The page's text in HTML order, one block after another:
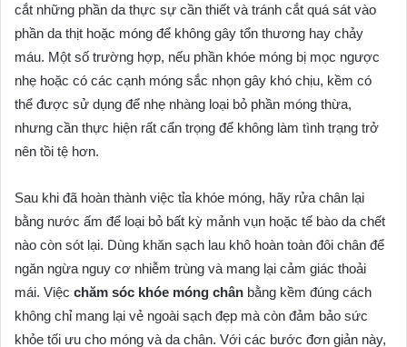
cắt những phần da thực sự cần thiết và tránh cắt quá sát vào
phần da thịt hoặc móng để không gây tổn thương hay chảy
máu. Một số trường hợp, nếu phần khóe móng bị mọc ngược
nhẹ hoặc có các cạnh móng sắc nhọn gây khó chịu, kềm có
thể được sử dụng để nhẹ nhàng loại bỏ phần móng thừa,
nhưng cần thực hiện rất cẩn trọng để không làm tình trạng trở
nên tồi tệ hơn.
Sau khi đã hoàn thành việc tỉa khóe móng, hãy rửa chân lại
bằng nước ấm để loại bỏ bất kỳ mảnh vụn hoặc tế bào da chết
nào còn sót lại. Dùng khăn sạch lau khô hoàn toàn đôi chân để
ngăn ngừa nguy cơ nhiễm trùng và mang lại cảm giác thoải
mái. Việc chăm sóc khóe móng chân bằng kềm đúng cách
không chỉ mang lại vẻ ngoài sạch đẹp mà còn đảm bảo sức
khỏe tối ưu cho móng và da chân. Với các bước đơn giản này,